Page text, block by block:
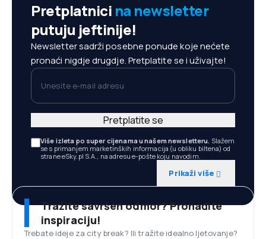
Pretplatnici na newsletter
putuju jeftinije!
Newsletter sadrži posebne ponude koje nećete
pronaći nigdje drugdje. Pretplatite se i uživajte!
Unesite e-mail adresu
Više izleta po super cijenama u našem newsletteru. Slažem
se s primanjem marketinških informacija (u obliku biltena) od
strane eSky.pl S.A., na adresu e-pošte koju navodim.
Prikaži više
Pretplatite se
Tražite savršen odmor? Pronađite
inspiraciju!
Trebate ideje za city break? Ili tražite idealno ljetovanje?